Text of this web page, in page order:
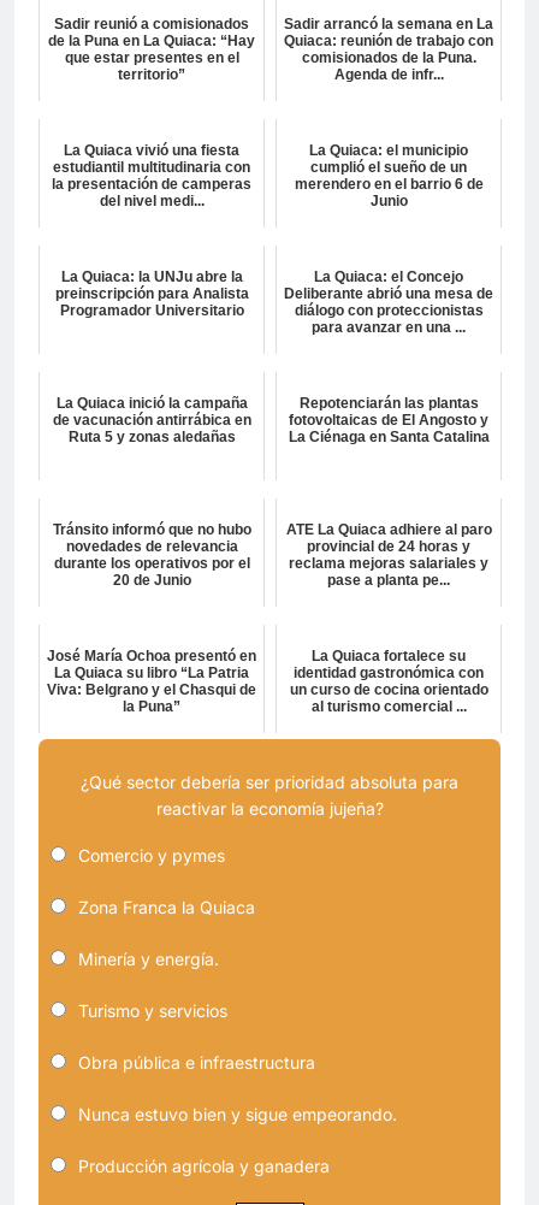
Sadir reunió a comisionados
de la Puna en La Quiaca: “Hay
que estar presentes en el
territorio”
Sadir arrancó la semana en La
Quiaca: reunión de trabajo con
comisionados de la Puna.
Agenda de infr...
La Quiaca vivió una fiesta
estudiantil multitudinaria con
la presentación de camperas
del nivel medi...
La Quiaca: el municipio
cumplió el sueño de un
merendero en el barrio 6 de
Junio
La Quiaca: la UNJu abre la
preinscripción para Analista
Programador Universitario
La Quiaca: el Concejo
Deliberante abrió una mesa de
diálogo con proteccionistas
para avanzar en una ...
La Quiaca inició la campaña
de vacunación antirrábica en
Ruta 5 y zonas aledañas
Repotenciarán las plantas
fotovoltaicas de El Angosto y
La Ciénaga en Santa Catalina
Tránsito informó que no hubo
novedades de relevancia
durante los operativos por el
20 de Junio
ATE La Quiaca adhiere al paro
provincial de 24 horas y
reclama mejoras salariales y
pase a planta pe...
José María Ochoa presentó en
La Quiaca su libro “La Patria
Viva: Belgrano y el Chasqui de
la Puna”
La Quiaca fortalece su
identidad gastronómica con
un curso de cocina orientado
al turismo comercial ...
¿Qué sector debería ser prioridad absoluta para
reactivar la economía jujeña?
Comercio y pymes
Zona Franca la Quiaca
Minería y energía.
Turismo y servicios
Obra pública e infraestructura
Nunca estuvo bien y sigue empeorando.
Producción agrícola y ganadera